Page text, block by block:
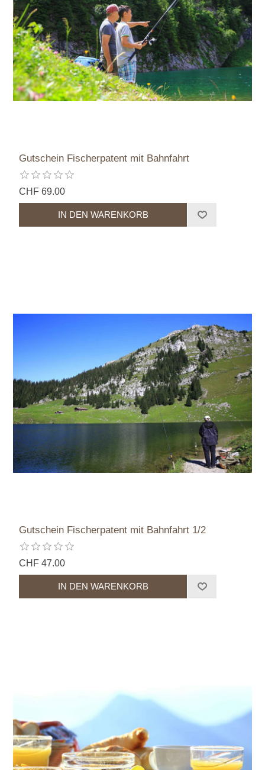
Gutschein Fischerpatent mit Bahnfahrt
CHF 69.00
Gutschein Fischerpatent mit Bahnfahrt 1/2
CHF 47.00